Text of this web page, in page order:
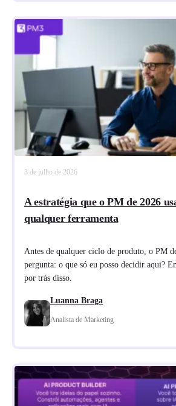
3 de julho de 2026
A estratégia que o PM de 2026
qualquer ferramenta
Antes de qualquer ciclo de produto, o PM
pergunta: o que só eu posso decidir aqui?
por trás disso.
Luanna Braga
Analista de Marketing